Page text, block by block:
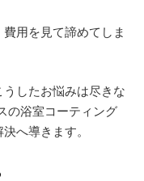
用を見て諦めてしま
したお悩みは尽きな
の浴室コーティング
へ導きます。